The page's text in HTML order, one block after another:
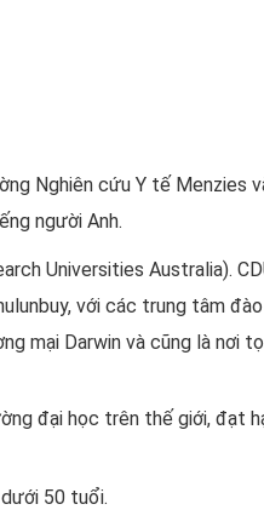
Nghiên cứu Y tế Menzies
người Anh.
Universities Australia).
với các trung tâm
mại Darwin và cũng là nơi
đại học trên thế giới, đạt
50 tuổi.